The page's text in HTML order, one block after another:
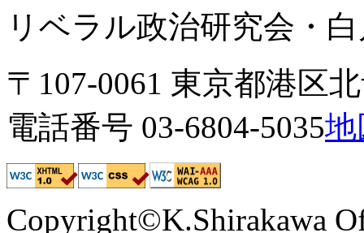
リベラル政治研究会・
〒107-0061 東京都港区
電話番号 03-6804-5035地
Copyright©K.Shirakawa